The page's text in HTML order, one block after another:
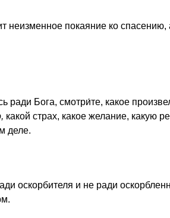
неизменное покаяние ко спасению,
ради Бога, смотри́те, какое
какой страх, какое желание, какую
деле.
оскорбителя и не ради